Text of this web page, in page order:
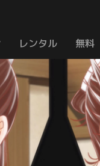
レンタル 無料